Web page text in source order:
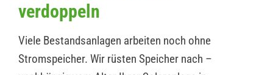
verdoppeln
Viele Bestandsanlagen arbeiten noch ohne
Stromspeicher. Wir rüsten Speicher nach –